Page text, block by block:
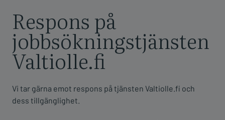
Respons på
jobbsökningstjänsten
Valtiolle.fi
Vi tar gärna emot respons på tjänsten Valtiolle.fi och
dess tillgänglighet.